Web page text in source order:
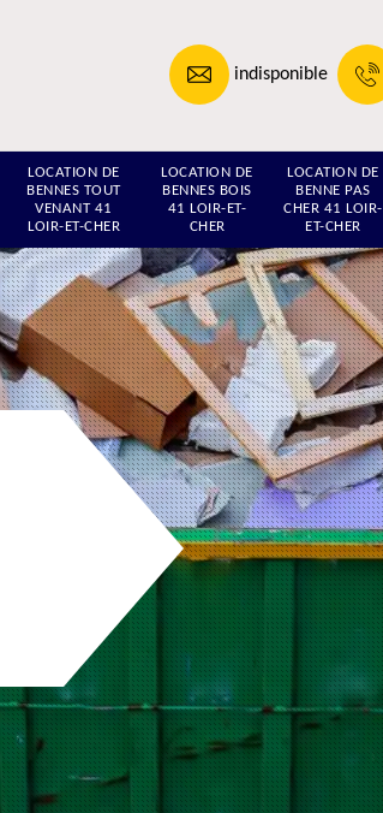
indisponible
LOCATION DE
BENNES TOUT
VENANT 41
LOIR-ET-CHER
LOCATION DE
BENNES BOIS
41 LOIR-ET-
CHER
LOCATION DE
BENNE PAS
CHER 41 LOIR-
ET-CHER